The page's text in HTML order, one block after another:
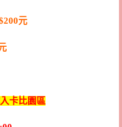
元
卡比園區